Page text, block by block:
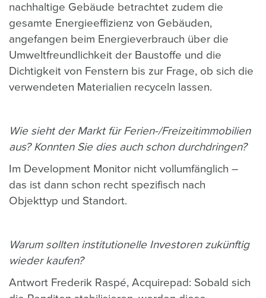
nachhaltige Gebäude betrachtet zudem die
gesamte Energieeffizienz von Gebäuden,
angefangen beim Energieverbrauch über die
Umweltfreundlichkeit der Baustoffe und die
Dichtigkeit von Fenstern bis zur Frage, ob sich die
verwendeten Materialien recyceln lassen.
Wie sieht der Markt für Ferien-/Freizeitimmobilien
aus? Konnten Sie dies auch schon durchdringen?
Im Development Monitor nicht vollumfänglich –
das ist dann schon recht spezifisch nach
Objekttyp und Standort.
Warum sollten institutionelle Investoren zukünftig
wieder kaufen?
Antwort Frederik Raspé, Acquirepad: Sobald sich